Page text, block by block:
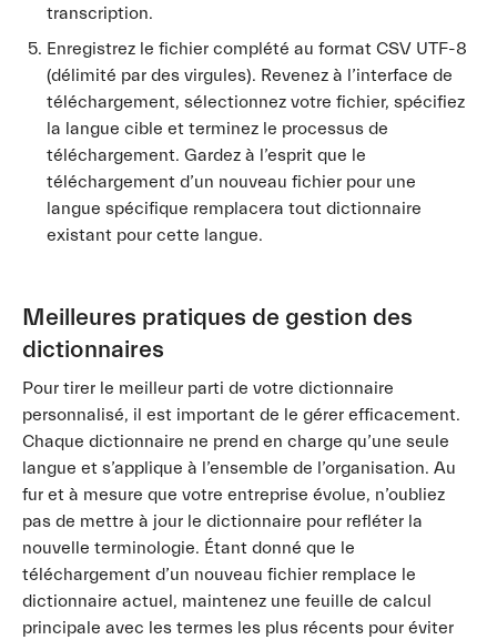
transcription.
Enregistrez le fichier complété au format CSV UTF-8
(délimité par des virgules). Revenez à l’interface de
téléchargement, sélectionnez votre fichier, spécifiez
la langue cible et terminez le processus de
téléchargement. Gardez à l’esprit que le
téléchargement d’un nouveau fichier pour une
langue spécifique remplacera tout dictionnaire
existant pour cette langue.
Meilleures pratiques de gestion des
dictionnaires
Pour tirer le meilleur parti de votre dictionnaire
personnalisé, il est important de le gérer efficacement.
Chaque dictionnaire ne prend en charge qu’une seule
langue et s’applique à l’ensemble de l’organisation. Au
fur et à mesure que votre entreprise évolue, n’oubliez
pas de mettre à jour le dictionnaire pour refléter la
nouvelle terminologie. Étant donné que le
téléchargement d’un nouveau fichier remplace le
dictionnaire actuel, maintenez une feuille de calcul
principale avec les termes les plus récents pour éviter